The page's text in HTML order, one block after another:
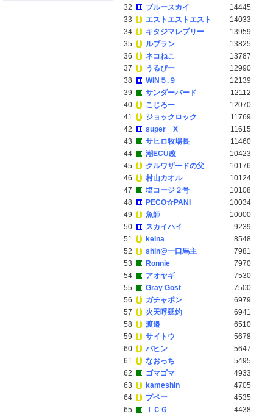
32
ブルースカイ
14445
33
エストエストエスト
14033
34
キタジマレブリー
13959
35
ルブラン
13825
36
ネコねこ
13787
37
うるぴー
12990
38
WIN５.９
12139
39
サンダーバード
12112
40
こじろー
12070
41
ジョックロック
11769
42
super X
11615
43
サヒロ牧場長
11460
44
潮ECU改
10423
45
クルワザードの父
10176
46
村山カオル
10124
47
塩コージ２号
10108
48
PECO☆PANI
10034
49
魚師
10000
50
スカイハイ
9239
51
keina
8548
52
shin@一口馬主
7981
53
Ronnie
7970
54
アオヤギ
7530
55
Gray Gost
7500
56
ガチャポン
6979
57
火天呼延灼
6941
58
渡邉
6510
59
サイトウ
5678
60
パヒン
5647
61
なおっち
5495
62
ゴマゴマ
4933
63
kameshin
4705
64
プペー
4535
65
ＩＣＧ
4438